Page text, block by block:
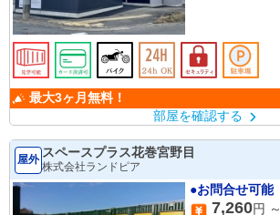
最大3ヶ月無料！
部屋を確認する
屋外 スペースプラス花巻宮野目
株式会社ランドピア
●お問合せ可能
7,260円 ～